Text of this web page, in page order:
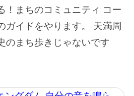
！まちのコミュニティ コー
ガイドをやります。 天満周
のまち歩きじゃないです